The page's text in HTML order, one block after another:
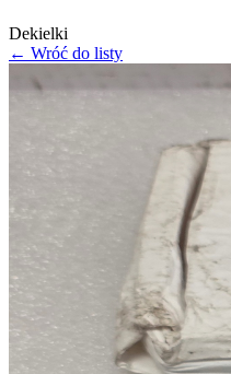
Dekielki
← Wróć do listy